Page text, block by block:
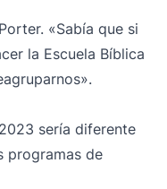
«Sabía que si
la Escuela Bíblica
sería diferente
programas de